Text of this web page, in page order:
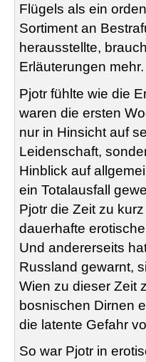
Flügels als ein
Sortiment an
herausstellte,
Erläuterungen mehr.
Pjotr fühlte wie die
waren die ersten
nur in Hinsicht auf
Leidenschaft,
Hinblick auf
ein Totalausfall
Pjotr die Zeit zu
dauerhafte
Und andererseits
Russland gewarnt,
Wien zu dieser Zeit
bosnischen Dirnen
die latente Gefahr
So war Pjotr in